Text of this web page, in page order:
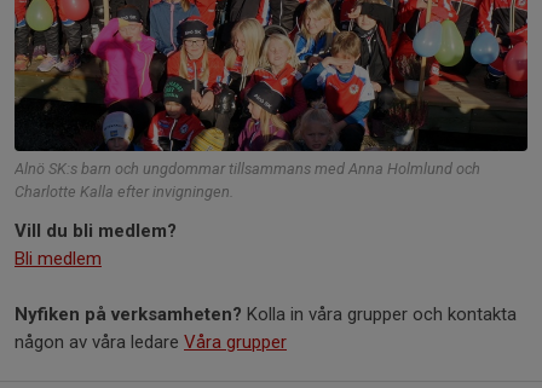
Alnö SK:s barn och ungdommar tillsammans med Anna Holmlund och
Charlotte Kalla efter invigningen.
Vill du bli medlem?
Bli medlem
Nyfiken på verksamheten? Kolla in våra grupper och kontakta
någon av våra ledare Våra grupper